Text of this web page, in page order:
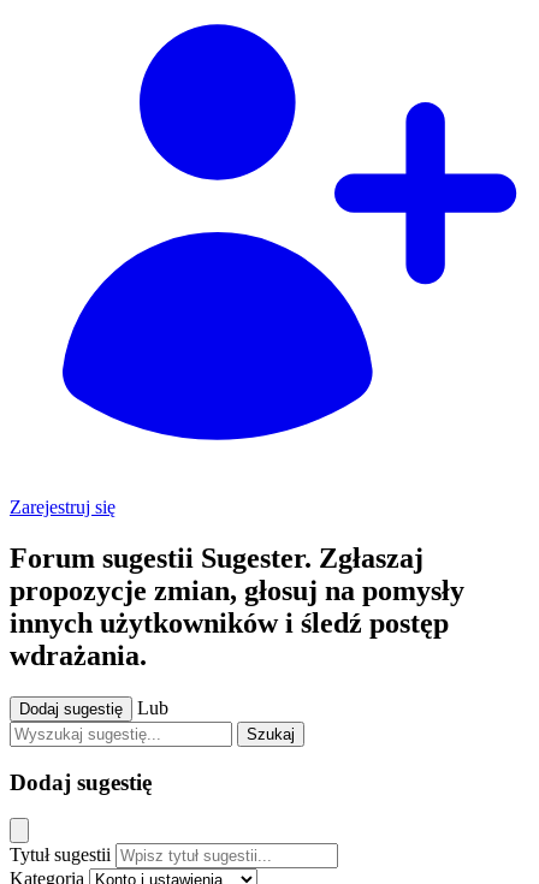
Zarejestruj się
Forum sugestii Sugester. Zgłaszaj
propozycje zmian, głosuj na pomysły
innych użytkowników i śledź postęp
wdrażania.
Dodaj sugestię Lub
Szukaj
Dodaj sugestię
Tytuł sugestii
Kategoria